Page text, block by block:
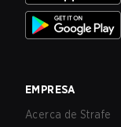
EMPRESA
Acerca de Strafe